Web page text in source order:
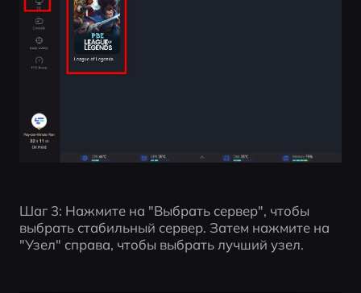
Шаг 3: Нажмите на "Выбрать сервер", чтобы
выбрать стабильный сервер. Затем нажмите на
"Узел" справа, чтобы выбрать лучший узел.